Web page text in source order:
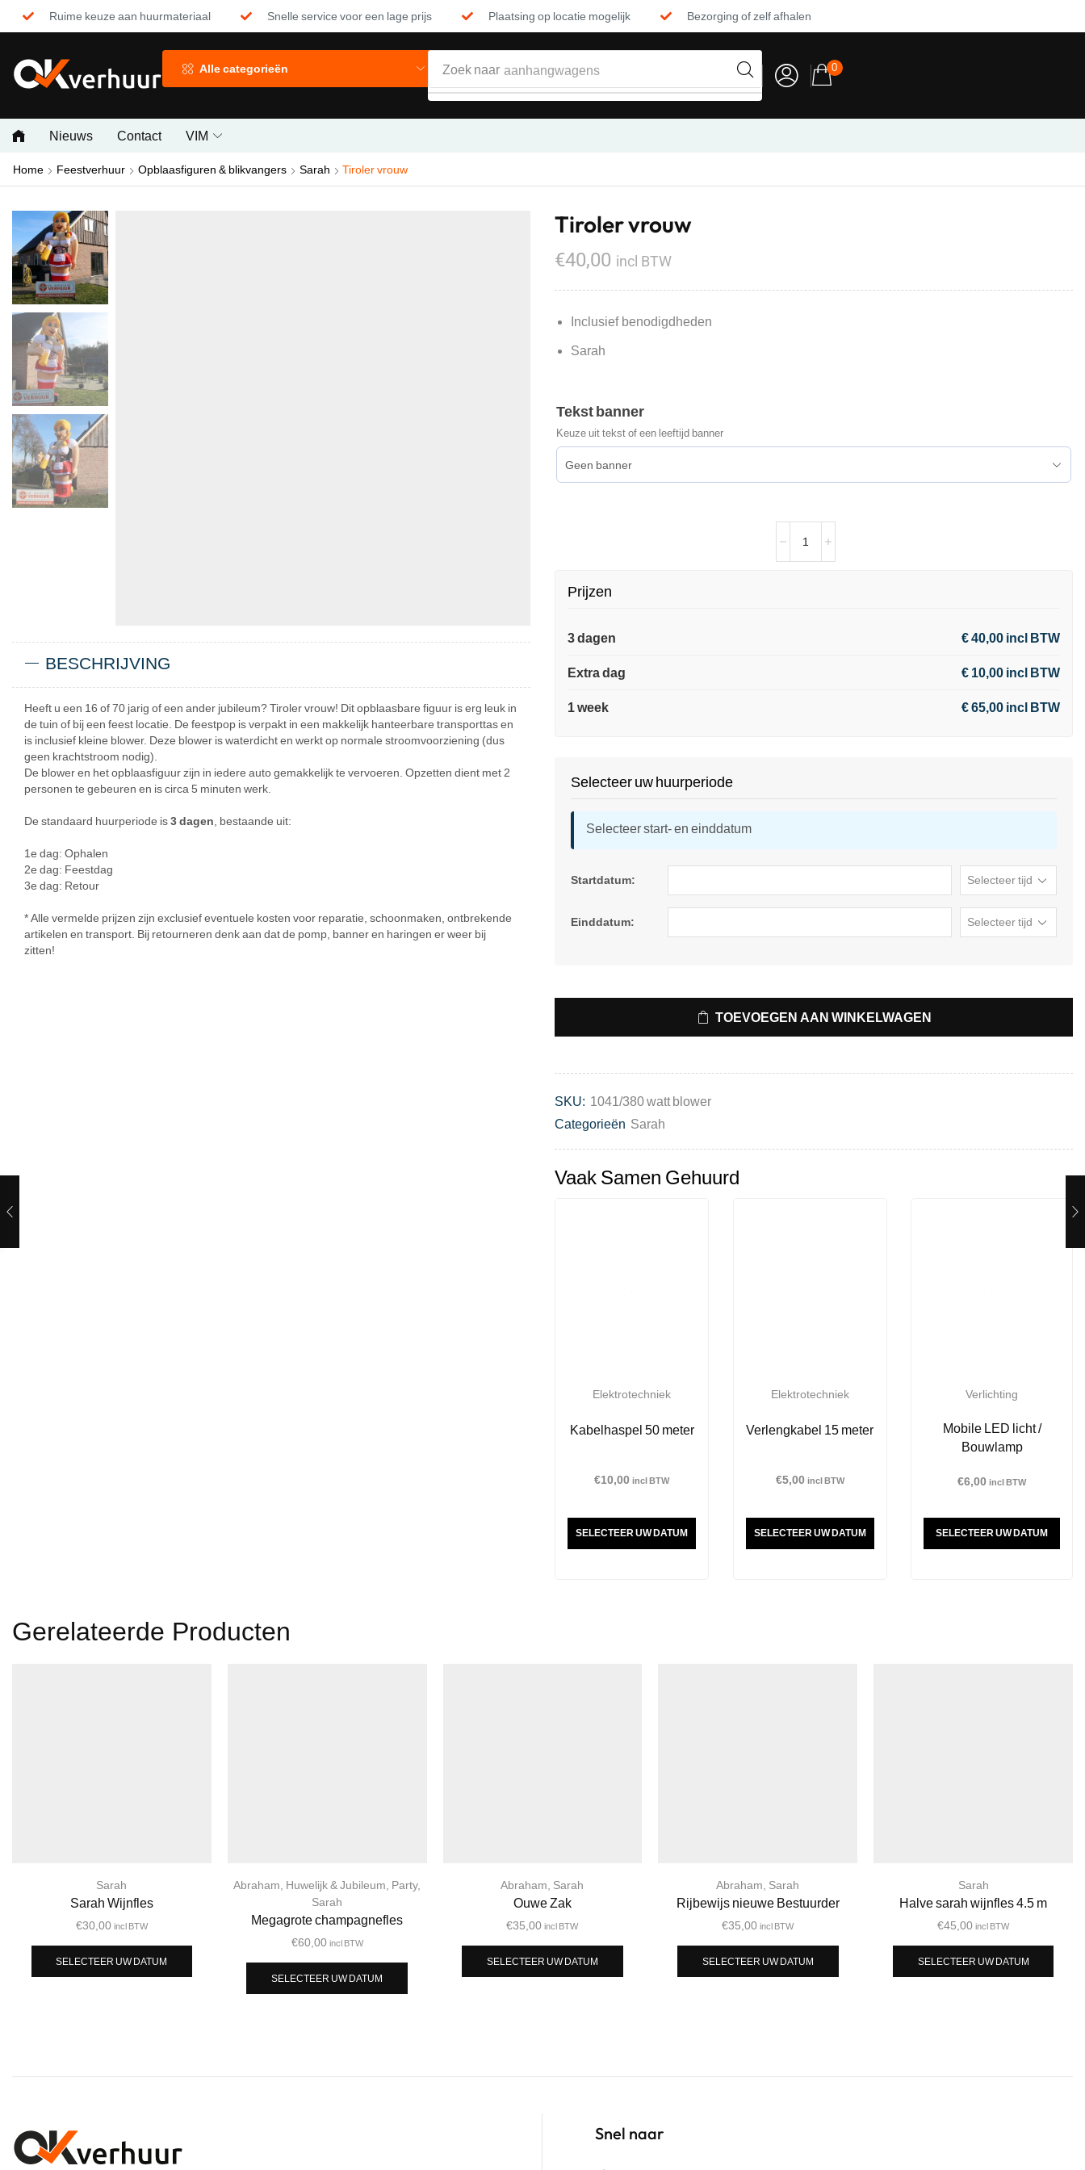
Ruime keuze aan huurmateriaal Snelle service voor een lage prijs Plaatsing op locatie mogelijk Bezorging of zelf afhalen
Alle categorieën Zoek naar aanhangwagens 0
Nieuws Contact VIM
Home Feestverhuur Opblaasfiguren & blikvangers Sarah Tiroler vrouw
BESCHRIJVING
Heeft u een 16 of 70 jarig of een ander jubileum? Tiroler vrouw! Dit opblaasbare figuur is erg leuk in
de tuin of bij een feest locatie. De feestpop is verpakt in een makkelijk hanteerbare transporttas en
is inclusief kleine blower. Deze blower is waterdicht en werkt op normale stroomvoorziening (dus
geen krachtstroom nodig).
De blower en het opblaasfiguur zijn in iedere auto gemakkelijk te vervoeren. Opzetten dient met 2
personen te gebeuren en is circa 5 minuten werk.
De standaard huurperiode is3 dagen , bestaande uit:
1e dag: Ophalen
2e dag: Feestdag
3e dag: Retour
* Alle vermelde prijzen zijn exclusief eventuele kosten voor reparatie, schoonmaken, ontbrekende
artikelen en transport. Bij retourneren denk aan dat de pomp, banner en haringen er weer bij
zitten!
Tiroler vrouw
€40,00 incl BTW
Inclusief benodigdheden
Sarah
Tekst banner
Keuze uit tekst of een leeftijd banner
Prijzen
3 dagen € 40,00 incl BTW
Extra dag € 10,00 incl BTW
1 week € 65,00 incl BTW
Selecteer uw huurperiode
Selecteer start- en einddatum
Startdatum:
Einddatum:
TOEVOEGEN AAN WINKELWAGEN
SKU: 1041/380 watt blower
Categorieën Sarah
Vaak Samen Gehuurd
Elektrotechniek
Kabelhaspel 50 meter
€10,00 incl BTW
SELECTEER UW DATUM
Elektrotechniek
Verlengkabel 15 meter
€5,00 incl BTW
SELECTEER UW DATUM
Verlichting
Mobile LED licht /
Bouwlamp
€6,00 incl BTW
SELECTEER UW DATUM
Gerelateerde Producten
Sarah
Sarah Wijnfles
€30,00 incl BTW
SELECTEER UW DATUM
Abraham Huwelijk & Jubileum Party,
Sarah
Megagrote champagnefles
€60,00 incl BTW
SELECTEER UW DATUM
Abraham Sarah
Ouwe Zak
€35,00 incl BTW
SELECTEER UW DATUM
Abraham Sarah
Rijbewijs nieuwe Bestuurder
€35,00 incl BTW
SELECTEER UW DATUM
Sarah
Halve sarah wijnfles 4.5 m
€45,00 incl BTW
SELECTEER UW DATUM
Snel naar